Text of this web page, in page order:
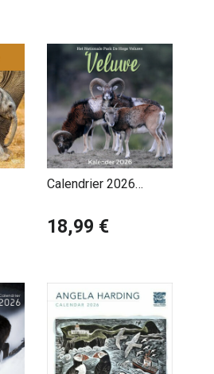
Calendrier 2026
18,99 €